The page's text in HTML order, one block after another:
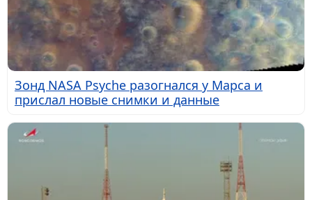
Зонд NASA Psyche разогнался у Марса и
прислал новые снимки и данные